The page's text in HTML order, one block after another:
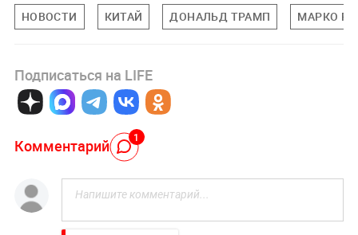
НОВОСТИ КИТАЙ ДОНАЛЬД ТРАМП МАРКО
Подписаться на LIFE
Комментарий 1